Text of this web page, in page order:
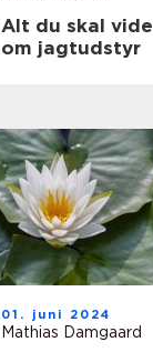
Alt du skal vide
om jagtudstyr
01. juni 2024
Mathias Damgaard